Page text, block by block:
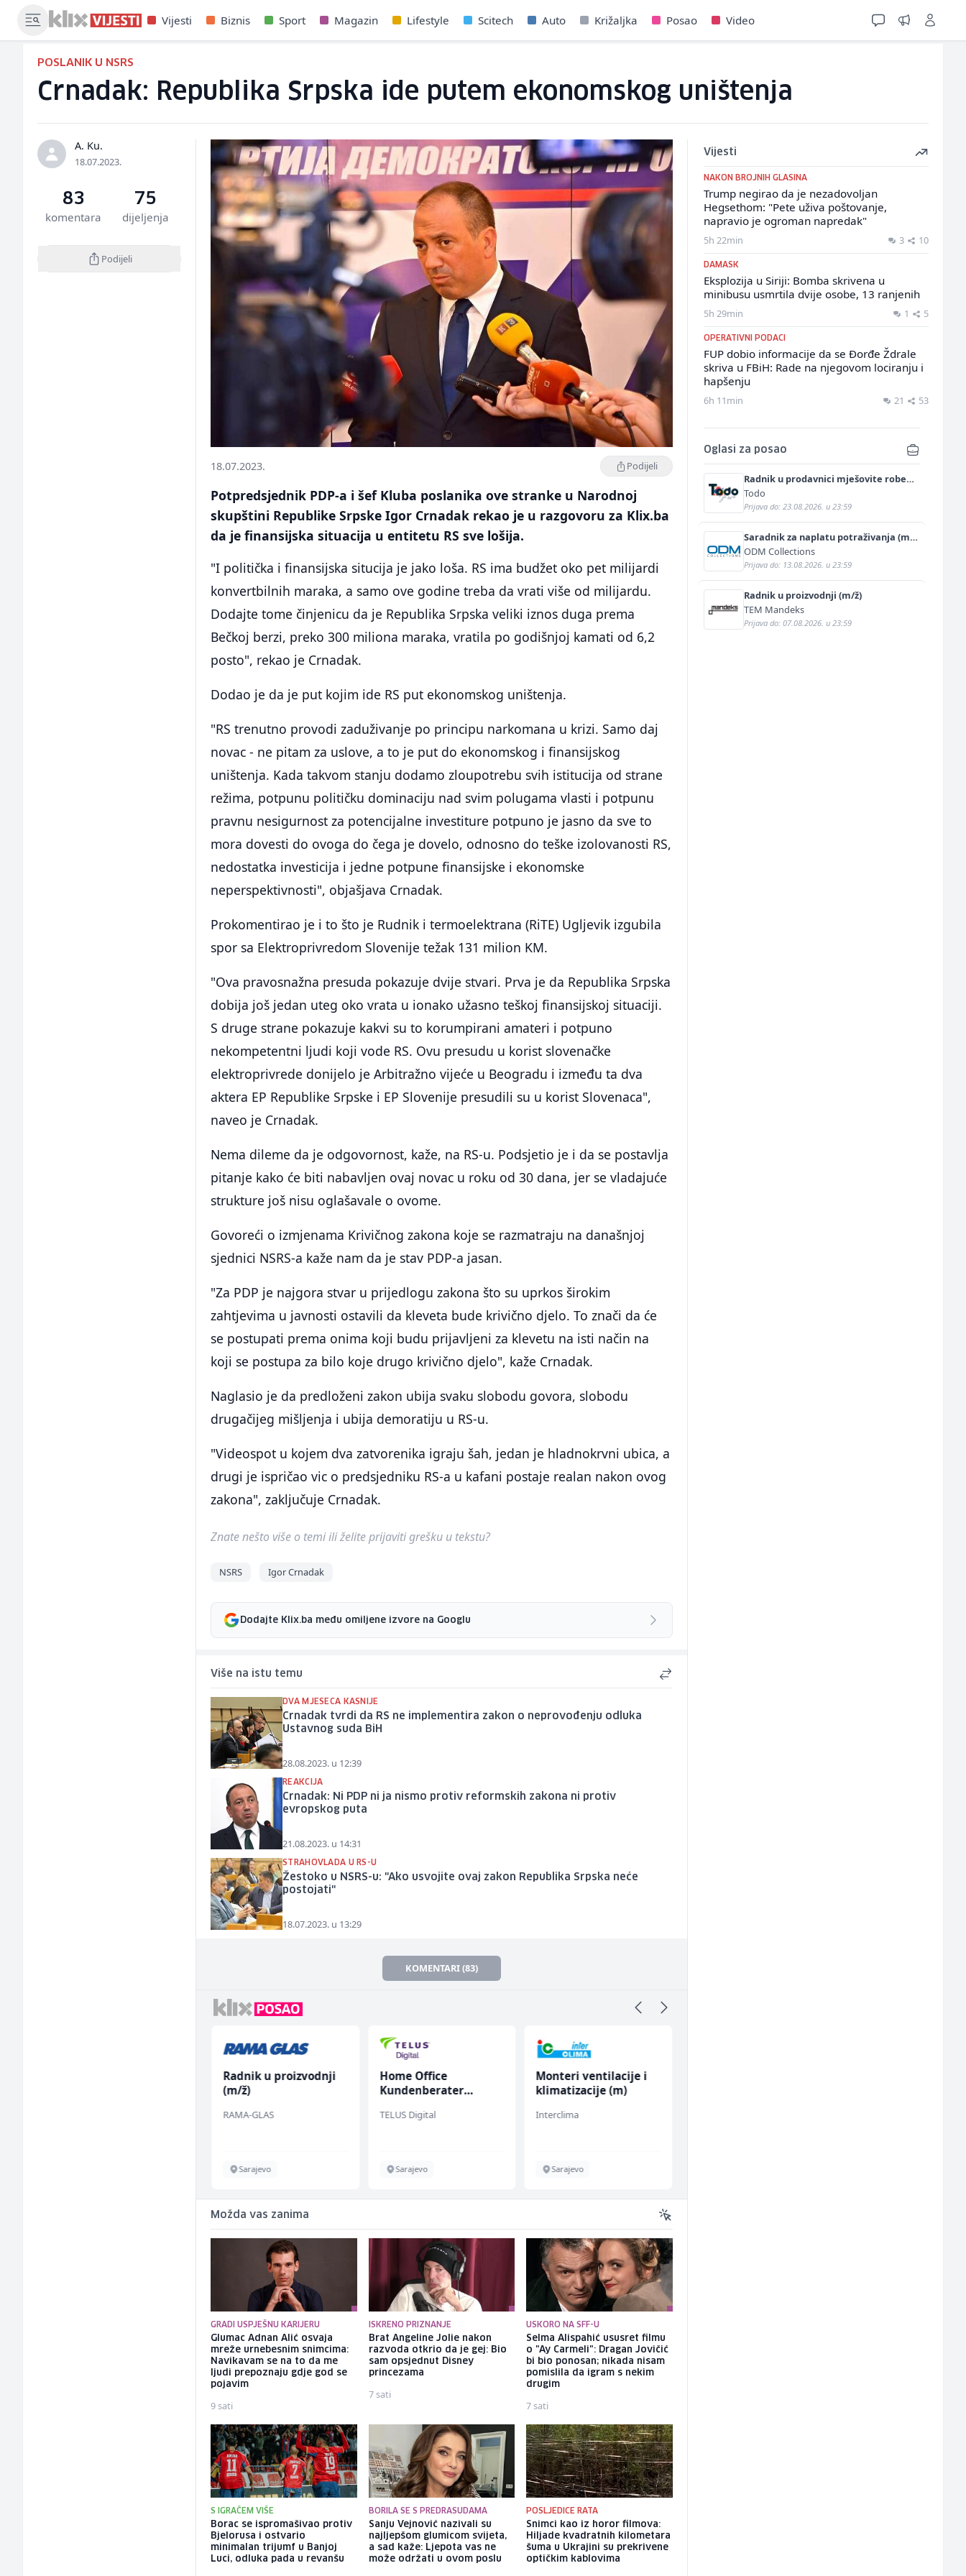
Vijesti Biznis Sport Magazin Lifestyle Scitech Auto Križaljka Posao Video
POSLANIK U NSRS
Crnadak: Republika Srpska ide putem ekonomskog uništenja
A. Ku.
18.07.2023.
83
komentara
75
dijeljenja
Podijeli
18.07.2023. Podijeli
Potpredsjednik PDP-a i šef Kluba poslanika ove stranke u Narodnoj
skupštini Republike Srpske Igor Crnadak rekao je u razgovoru za Klix.ba
da je finansijska situacija u entitetu RS sve lošija.
"I politička i finansijska situcija je jako loša. RS ima budžet oko pet milijardi
konvertbilnih maraka, a samo ove godine treba da vrati više od milijardu.
Dodajte tome činjenicu da je Republika Srpska veliki iznos duga prema
Bečkoj berzi, preko 300 miliona maraka, vratila po godišnjoj kamati od 6,2
posto", rekao je Crnadak.
Dodao je da je put kojim ide RS put ekonomskog uništenja.
"RS trenutno provodi zaduživanje po principu narkomana u krizi. Samo daj
novac - ne pitam za uslove, a to je put do ekonomskog i finansijskog
uništenja. Kada takvom stanju dodamo zloupotrebu svih istitucija od strane
režima, potpunu političku dominaciju nad svim polugama vlasti i potpunu
pravnu nesigurnost za potencijalne investiture potpuno je jasno da sve to
mora dovesti do ovoga do čega je dovelo, odnosno do teške izolovanosti RS,
nedostatka investicija i jedne potpune finansijske i ekonomske
neperspektivnosti", objašjava Crnadak.
Prokomentirao je i to što je Rudnik i termoelektrana (RiTE) Ugljevik izgubila
spor sa Elektroprivredom Slovenije težak 131 milion KM.
"Ova pravosnažna presuda pokazuje dvije stvari. Prva je da Republika Srpska
dobija još jedan uteg oko vrata u ionako užasno teškoj finansijskoj situaciji.
S druge strane pokazuje kakvi su to korumpirani amateri i potpuno
nekompetentni ljudi koji vode RS. Ovu presudu u korist slovenačke
elektroprivrede donijelo je Arbitražno vijeće u Beogradu i između ta dva
aktera EP Republike Srpske i EP Slovenije presudili su u korist Slovenaca",
naveo je Crnadak.
Nema dileme da je odgovornost, kaže, na RS-u. Podsjetio je i da se postavlja
pitanje kako će biti nabavljen ovaj novac u roku od 30 dana, jer se vladajuće
strukture još nisu oglašavale o ovome.
Govoreći o izmjenama Krivičnog zakona koje se razmatraju na današnjoj
sjednici NSRS-a kaže nam da je stav PDP-a jasan.
"Za PDP je najgora stvar u prijedlogu zakona što su uprkos širokim
zahtjevima u javnosti ostavili da kleveta bude krivično djelo. To znači da će
se postupati prema onima koji budu prijavljeni za klevetu na isti način na
koji se postupa za bilo koje drugo krivično djelo", kaže Crnadak.
Naglasio je da predloženi zakon ubija svaku slobodu govora, slobodu
drugačijeg mišljenja i ubija demoratiju u RS-u.
"Videospot u kojem dva zatvorenika igraju šah, jedan je hladnokrvni ubica, a
drugi je ispričao vic o predsjedniku RS-a u kafani postaje realan nakon ovog
zakona", zaključuje Crnadak.
Znate nešto više o temi ili želite prijaviti grešku u tekstu?
NSRS Igor Crnadak
Dodajte Klix.ba među omiljene izvore na Googlu
Više na istu temu
DVA MJESECA KASNIJE
Crnadak tvrdi da RS ne implementira zakon o neprovođenju odluka
Ustavnog suda BiH
28.08.2023. u 12:39
REAKCIJA
Crnadak: Ni PDP ni ja nismo protiv reformskih zakona ni protiv
evropskog puta
21.08.2023. u 14:31
STRAHOVLADA U RS-U
Žestoko u NSRS-u: "Ako usvojite ovaj zakon Republika Srpska neće
postojati"
18.07.2023. u 13:29
KOMENTARI (83)
Radnik u proizvodnji
(m/ž)
RAMA-GLAS
Sarajevo
Home Office
Kundenberater
TELUS Digital
Sarajevo
Monteri ventilacije i
klimatizacije (m)
Interclima
Sarajevo
Možda vas zanima
GRADI USPJEŠNU KARIJERU
Glumac Adnan Alić osvaja
mreže urnebesnim snimcima:
Navikavam se na to da me
ljudi prepoznaju gdje god se
pojavim
9 sati
ISKRENO PRIZNANJE
Brat Angeline Jolie nakon
razvoda otkrio da je gej: Bio
sam opsjednut Disney
princezama
7 sati
USKORO NA SFF-U
Selma Alispahić ususret filmu
o "Ay Carmeli": Dragan Jovičić
bi bio ponosan; nikada nisam
pomislila da igram s nekim
drugim
7 sati
S IGRAČEM VIŠE
Borac se ispromašivao protiv
Bjelorusa i ostvario
minimalan trijumf u Banjoj
Luci, odluka pada u revanšu
BORILA SE S PREDRASUDAMA
Sanju Vejnović nazivali su
najljepšom glumicom svijeta,
a sad kaže: Ljepota vas ne
može održati u ovom poslu
POSLJEDICE RATA
Snimci kao iz horor filmova:
Hiljade kvadratnih kilometara
šuma u Ukrajini su prekrivene
optičkim kablovima
Vijesti
NAKON BROJNIH GLASINA
Trump negirao da je nezadovoljan
Hegsethom: "Pete uživa poštovanje,
napravio je ogroman napredak"
5h 22min 3 10
DAMASK
Eksplozija u Siriji: Bomba skrivena u
minibusu usmrtila dvije osobe, 13 ranjenih
5h 29min 1 5
OPERATIVNI PODACI
FUP dobio informacije da se Đorđe Ždrale
skriva u FBiH: Rade na njegovom lociranju i
hapšenju
6h 11min 21 53
Oglasi za posao
Radnik u prodavnici mješovite robe
(m/ž)
Todo
Prijava do: 23.08.2026. u 23:59
Saradnik za naplatu potraživanja (m/
ž)
ODM Collections
Prijava do: 13.08.2026. u 23:59
Radnik u proizvodnji (m/ž)
TEM Mandeks
Prijava do: 07.08.2026. u 23:59